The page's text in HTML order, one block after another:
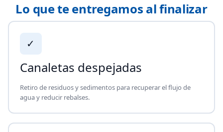
Lo que te entregamos al finalizar
✓
Canaletas despejadas
Retiro de residuos y sedimentos para recuperar el flujo de
agua y reducir rebalses.